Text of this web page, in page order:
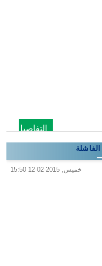
التفاصيل
خميس, 2015-02-12 15:50